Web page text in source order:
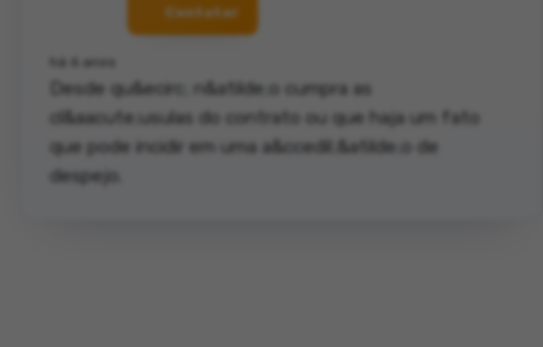
Contatar
há 6 anos
Desde qu&ecirc; n&atilde;o cumpra as
cl&aacute;usulas do contrato ou que haja um fato
que pode incidir em uma a&ccedil;&atilde;o de
despejo.